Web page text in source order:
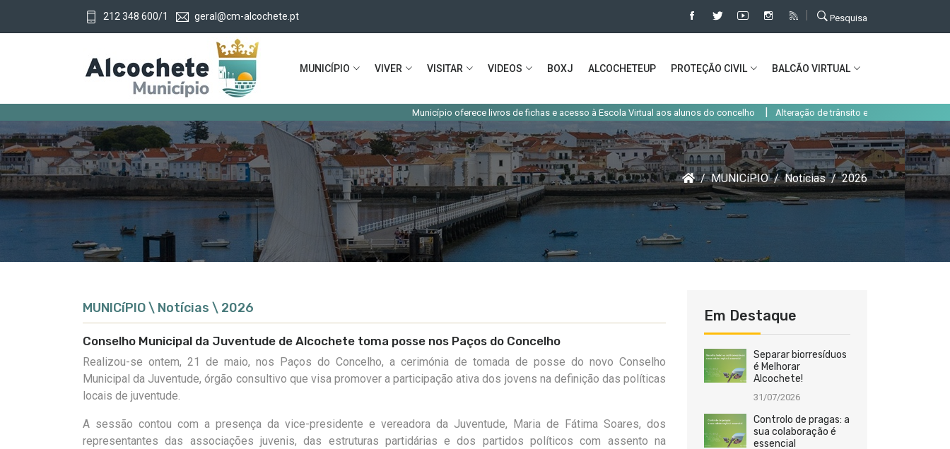
212 348 600/1 geral@cm-alcochete.pt Pesquisa
MUNICÍPIO VIVER VISITAR VIDEOS BOXJ ALCOCHETEUP PROTEÇÃO CIVIL BALCÃO VIRTUAL
Município oferece livros de fichas e acesso à Escola Virtual aos alunos do concelho | Alteração de trânsito em Alcochete até 31 de agosto
MUNICíPIO Notícias 2026
MUNICíPIO \ Notícias \ 2026
Conselho Municipal da Juventude de Alcochete toma posse nos Paços do Concelho
Realizou-se ontem, 21 de maio, nos Paços do Concelho, a cerimónia de tomada de posse do novo Conselho
Municipal da Juventude, órgão consultivo que visa promover a participação ativa dos jovens na definição das políticas
locais de juventude.
A sessão contou com a presença da vice-presidente e vereadora da Juventude, Maria de Fátima Soares, dos
representantes das associações juvenis, das estruturas partidárias e dos partidos políticos com assento na
Em Destaque
Separar biorresíduos
é Melhorar
Alcochete!
31/07/2026
Controlo de pragas: a
sua colaboração é
essencial